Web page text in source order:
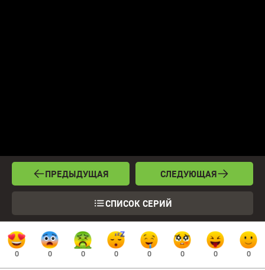
ПРЕДЫДУЩАЯ
СПИСОК СЕРИЙ
СЛЕДУЮЩАЯ
0 0 0 0 0 0 0 0